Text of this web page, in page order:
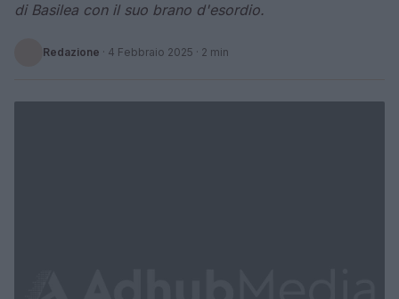
di Basilea con il suo brano d'esordio.
Redazione · 4 Febbraio 2025 · 2 min